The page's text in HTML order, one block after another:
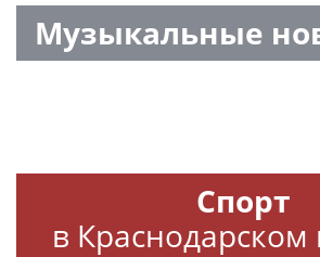
Музыкальные
Спорт
в Краснодарском